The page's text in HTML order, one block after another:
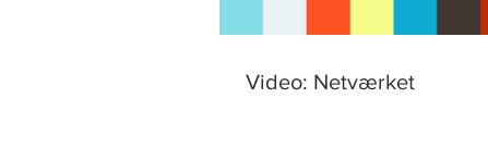
Video: Netværket